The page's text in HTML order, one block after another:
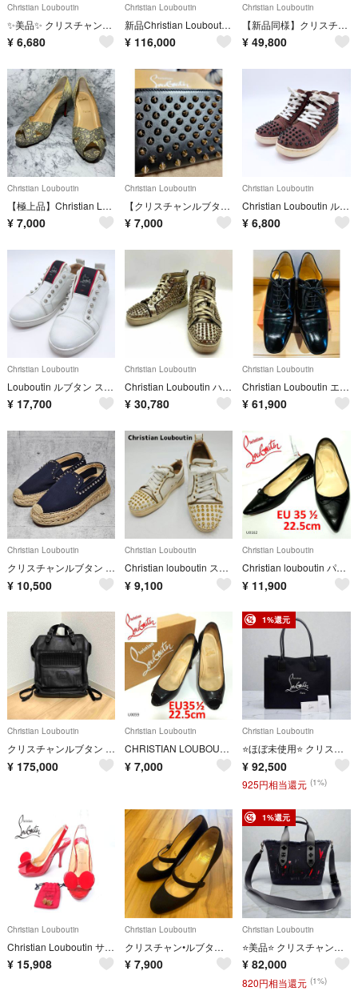
Christian Louboutin
✨️美品✨️ クリスチャンルブタン パンプス 黒 スタッズ ポインテッドトゥ
¥ 6,680
Christian Louboutin
新品Christian Louboutinトートバッグ ブラック/レッド2WAY
¥ 116,000
Christian Louboutin
【新品同様】クリスチャンルブタン Ariella Zeppaサンダル 黒 38
¥ 49,800
Christian Louboutin
【極上品】Christian Louboutin パイソン柄 オープントゥ パンプス
¥ 7,000
Christian Louboutin
【クリスチャンルブタン】レザーコインケース
¥ 7,000
Christian Louboutin
Christian Louboutin ルブタン ハイカットスニーカー スタッズ 23cm 36
¥ 6,800
Christian Louboutin
Louboutin ルブタン スニーカー スタッズ F.A.V FIQUE
¥ 17,700
Christian Louboutin
Christian Louboutin ハイカットスニーカー スタッズ ゴールド
¥ 30,780
Christian Louboutin
Christian Louboutin エナメルブーティ 38
¥ 61,900
Christian Louboutin
クリスチャンルブタン エスパドリーユ スリッポン スタッズ ネイビー 23cm
¥ 10,500
Christian Louboutin
Christian louboutin スタッズ スパイク スニーカー レザー
¥ 9,100
Christian Louboutin
Christian louboutin パンプス フラットシューズ スタッズ 黒
¥ 11,900
Christian Louboutin
クリスチャンルブタン バックパック リュック2WAY ブラック トート レザー
¥ 175,000
Christian Louboutin
CHRISTIAN LOUBOUTIN パンプス オープントゥ パテントレザー
¥ 7,000
1%還元
Christian Louboutin
⭐️ほぼ未使用⭐️ クリスチャンルブタン ナストロルビ ラージ トートバッグ
¥ 92,500
925円相当還元 (1%)
Christian Louboutin
Christian Louboutin サンダル エナメル 35 1/2 ミニー
¥ 15,908
Christian Louboutin
クリスチャン•ルブタン/Christian Louboutin ハイヒール ブラウン 35 使用感あり
¥ 7,900
1%還元
Christian Louboutin
⭐️美品⭐️ クリスチャンルブタン フランジバス スモール トートバッグ
¥ 82,000
820円相当還元 (1%)